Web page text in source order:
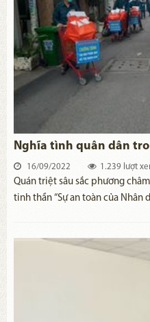
Nghĩa tình quân dân
16/09/2022 1.239 lượt
​Quán triệt sâu sắc phương
tinh thần “Sự an toàn của Nhân
Nhân dân tận tình, chu đáo. Ban
hợp thiết lập, phục vụ 27 khu
chiến quy mô 5.400 giường;
vận chuyển lương thực, thực
tiếp cho người dân trên